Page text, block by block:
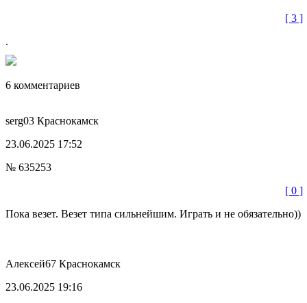
[ 3 ]
.
6 комментариев
serg03 Краснокамск
23.06.2025 17:52
№ 635253
[ 0 ]
Пока везет. Везет типа сильнейшим. Играть и не обязательно))
Алексей67 Краснокамск
23.06.2025 19:16